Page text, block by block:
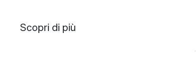
Scopri di più